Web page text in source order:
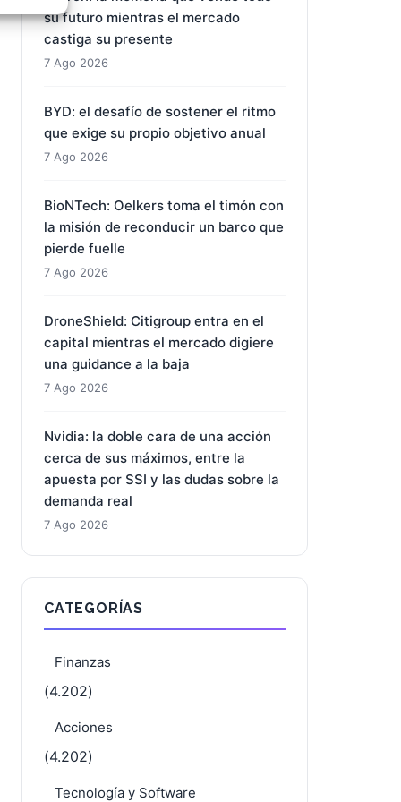
activo
ARTÍCULOS RECIENTES
su futuro mientras el mercado
castiga su presente
BYD: el desafío de sostener el ritmo
que exige su propio objetivo anual
7 Ago 2026
la misión de reconducir un barco que
pierde fuelle
7 Ago 2026
capital mientras el mercado digiere
una guidance a la baja
7 Ago 2026
Nvidia: la doble cara de una acción
7 Ago 2026
CATEGORÍAS
Finanzas